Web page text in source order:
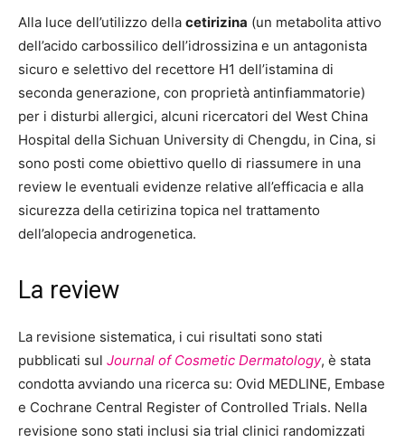
Alla luce dell’utilizzo della cetirizina (un metabolita attivo
dell’acido carbossilico dell’idrossizina e un antagonista
sicuro e selettivo del recettore H1 dell’istamina di
seconda generazione, con proprietà antinfiammatorie)
per i disturbi allergici, alcuni ricercatori del West China
Hospital della Sichuan University di Chengdu, in Cina, si
sono posti come obiettivo quello di riassumere in una
review le eventuali evidenze relative all’efficacia e alla
sicurezza della cetirizina topica nel trattamento
dell’alopecia androgenetica.
La review
La revisione sistematica, i cui risultati sono stati
pubblicati sul Journal of Cosmetic Dermatology, è stata
condotta avviando una ricerca su: Ovid MEDLINE, Embase
e Cochrane Central Register of Controlled Trials. Nella
revisione sono stati inclusi sia trial clinici randomizzati